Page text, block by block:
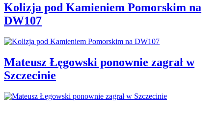
Kolizja pod Kamieniem Pomorskim na
DW107
Mateusz Łęgowski ponownie zagrał w
Szczecinie